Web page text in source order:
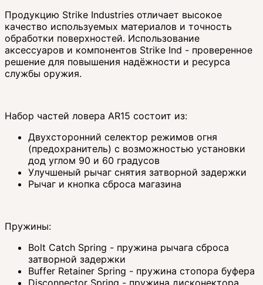
Продукцию Strike Industries отличает высокое
качество используемых материалов и точность
обработки поверхностей. Использование
аксессуаров и компонентов Strike Ind - проверенное
решение для повышения надёжности и ресурса
службы оружия.
Набор частей ловера AR15 состоит из:
Двухсторонний селектор режимов огня
(предохранитель) с возможностью установки
дод углом 90 и 60 градусов
Улучшеный рычаг снятия затворной задержки
Рычаг и кнопка сброса магазина
Пружины:
Bolt Catch Spring - пружина рычага сброса
затворной задержки
Buffer Retainer Spring - пружина стопора буфера
Disconnector Spring - пружина дисконектора